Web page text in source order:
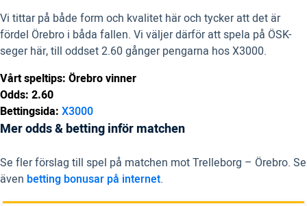
Vi tittar på både form och kvalitet här och tycker att det är
fördel Örebro i båda fallen. Vi väljer därför att spela på ÖSK-
seger här, till oddset 2.60 gånger pengarna hos X3000.
Vårt speltips: Örebro vinner
Odds: 2.60
Bettingsida: X3000
Mer odds & betting inför matchen
Se fler förslag till spel på matchen mot Trelleborg – Örebro. Se
även betting bonusar på internet.